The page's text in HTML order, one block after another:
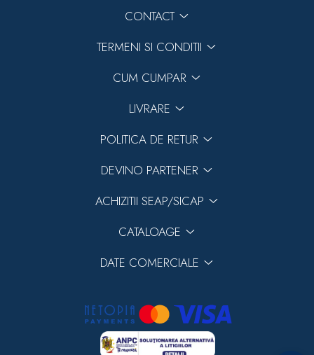
CONTACT
TERMENI SI CONDITII
CUM CUMPAR
LIVRARE
POLITICA DE RETUR
DEVINO PARTENER
ACHIZITII SEAP/SICAP
CATALOAGE
DATE COMERCIALE